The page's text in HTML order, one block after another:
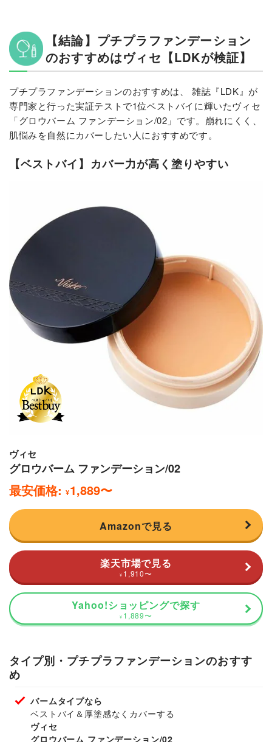
【結論】プチプラファンデーション
のおすすめはヴィセ【LDKが検証】
プチプラファンデーションのおすすめは、 雑誌『LDK』が
専門家と行った実証テストで1位ベストバイに輝いたヴィセ
「グロウバーム ファンデーション/02」です。崩れにくく、
肌悩みを自然にカバーしたい人におすすめです。
【ベストバイ】カバー力が高く塗りやすい
ヴィセ
グロウバーム ファンデーション/02
最安価格: ¥1,889〜
Amazonで見る
楽天市場で見る
¥ 1,910〜
Yahoo!ショッピングで探す
¥ 1,889〜
タイプ別・プチプラファンデーションのおすす
め
バームタイプなら
ベストバイ＆厚塗感なくカバーする
ヴィセ
グロウバーム ファンデーション/02